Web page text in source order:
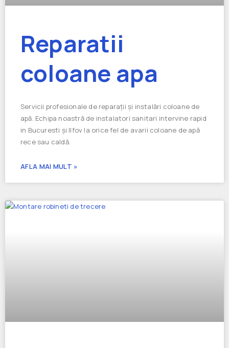
Reparatii
coloane apa
Servicii profesionale de reparații și instalări coloane de
apă. Echipa noastră de instalatori sanitari intervine rapid
in Bucuresti și Ilfov la orice fel de avarii coloane de apă
rece sau caldă.
AFLA MAI MULT »